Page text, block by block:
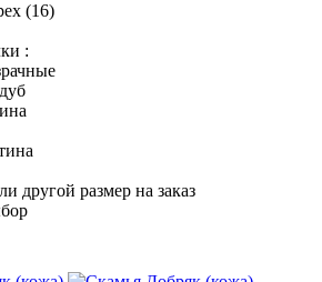
(16)
:
другой размер на заказ